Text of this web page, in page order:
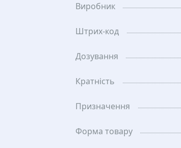
Виробник
Штрих-код
Дозування
Кратність
Призначення
Форма товару